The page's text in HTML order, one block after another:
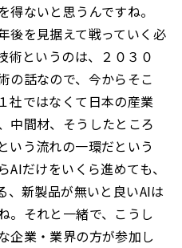
ないと思うんですね。
後を見据えて戦っていく必
術というのは、２０３０
の話なので、今からそこ
社ではなくて日本の産業
中間材、そうしたところ
いう流れの一環だという
だけをいくら進めても、
、新製品が無いと良いAIは
。それと一緒で、こうし
企業・業界の方が参加し